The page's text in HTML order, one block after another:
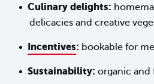
Culinary delights:
delicacies and creative
Incentives: bookable for
Sustainability: organic